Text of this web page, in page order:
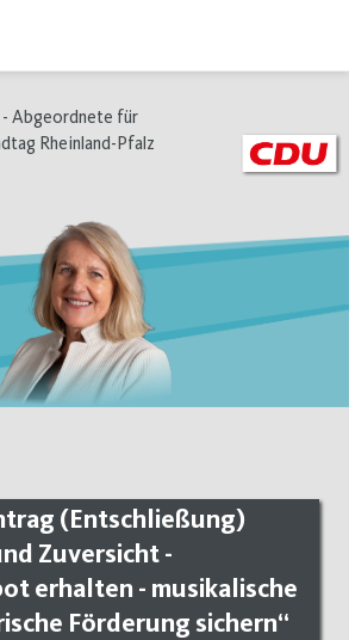
Abgeordnete für
Rheinland-Pfalz
(Entschließung)
Zuversicht -
erhalten - musikalische
Förderung sichern“